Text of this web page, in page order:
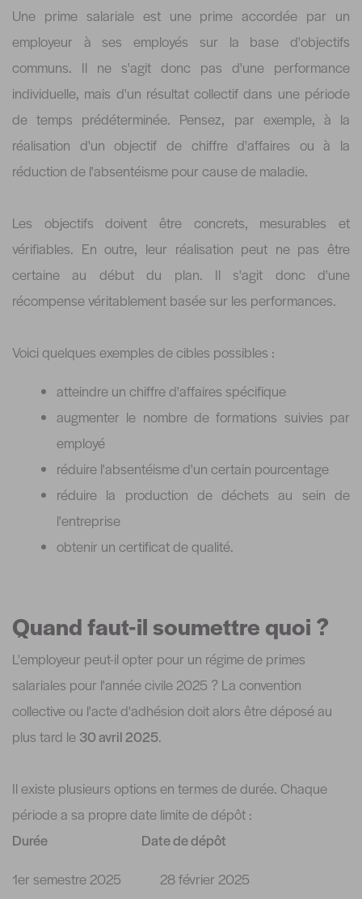
Une prime salariale est une prime accordée par un
employeur à ses employés sur la base d'objectifs
communs. Il ne s'agit donc pas d'une performance
individuelle, mais d'un résultat collectif dans une période
de temps prédéterminée. Pensez, par exemple, à la
réalisation d'un objectif de chiffre d'affaires ou à la
réduction de l'absentéisme pour cause de maladie.
Les objectifs doivent être concrets, mesurables et
vérifiables. En outre, leur réalisation peut ne pas être
certaine au début du plan. Il s'agit donc d'une
récompense véritablement basée sur les performances.
Voici quelques exemples de cibles possibles :
atteindre un chiffre d'affaires spécifique
augmenter le nombre de formations suivies par
employé
réduire l'absentéisme d'un certain pourcentage
réduire la production de déchets au sein de
l'entreprise
obtenir un certificat de qualité.
Quand faut-il soumettre quoi ?
L'employeur peut-il opter pour un régime de primes
salariales pour l'année civile 2025 ? La convention
collective ou l'acte d'adhésion doit alors être déposé au
plus tard le 30 avril 2025.
Il existe plusieurs options en termes de durée. Chaque
période a sa propre date limite de dépôt :
Durée Date de dépôt
1er semestre 2025 28 février 2025